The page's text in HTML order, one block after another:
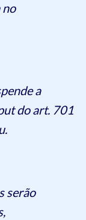
no
a
do art. 701
serão